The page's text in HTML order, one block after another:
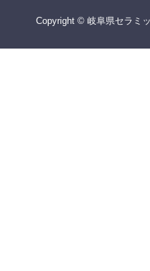
Copyright © 岐阜県セラミ